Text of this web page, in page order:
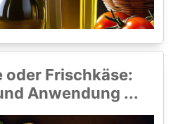
oder Frischkäse:
Anwendung ...